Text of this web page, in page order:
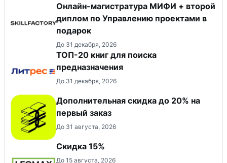
Онлайн-магистратура МИФИ + второй
диплом по Управлению проектами в
подарок
До 31 декабря, 2026
ТОП-20 книг для поиска
предназначения
До 31 декабря, 2026
Дополнительная скидка до 20% на
первый заказ
До 31 августа, 2026
Скидка 15%
До 15 августа, 2026